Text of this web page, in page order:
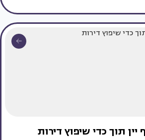
תוך כדי שיפוץ דירות